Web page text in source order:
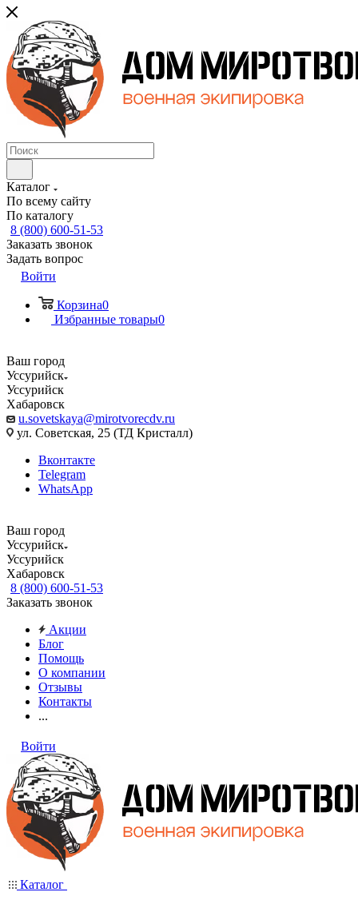
Каталог
По всему сайту
По каталогу
8 (800) 600-51-53
Заказать звонок
Задать вопрос
Войти
Корзина0
Избранные товары0
Ваш город
Уссурийск
Уссурийск
Хабаровск
u.sovetskaya@mirotvorecdv.ru
ул. Советская, 25 (ТД Кристалл)
Вконтакте
Telegram
WhatsApp
Ваш город
Уссурийск
Уссурийск
Хабаровск
8 (800) 600-51-53
Заказать звонок
Акции
Блог
Помощь
О компании
Отзывы
Контакты
...
Войти
Каталог